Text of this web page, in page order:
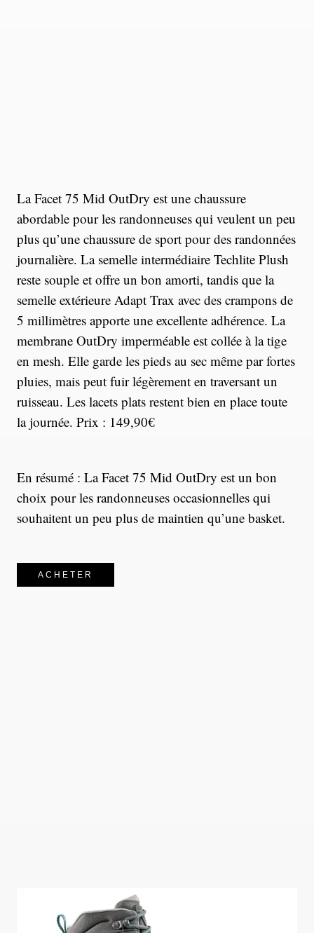
La Facet 75 Mid OutDry est une chaussure
abordable pour les randonneuses qui veulent un peu
plus qu’une chaussure de sport pour des randonnées
journalière. La semelle intermédiaire Techlite Plush
reste souple et offre un bon amorti, tandis que la
semelle extérieure Adapt Trax avec des crampons de
5 millimètres apporte une excellente adhérence. La
membrane OutDry imperméable est collée à la tige
en mesh. Elle garde les pieds au sec même par fortes
pluies, mais peut fuir légèrement en traversant un
ruisseau. Les lacets plats restent bien en place toute
la journée. Prix : 149,90€
En résumé : La Facet 75 Mid OutDry est un bon
choix pour les randonneuses occasionnelles qui
souhaitent un peu plus de maintien qu’une basket.
ACHETER